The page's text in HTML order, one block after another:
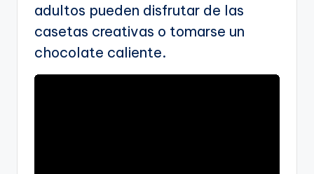
adultos pueden disfrutar de las
casetas creativas o tomarse un
chocolate caliente.